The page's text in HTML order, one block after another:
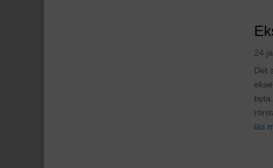
24
Det
byta
läs